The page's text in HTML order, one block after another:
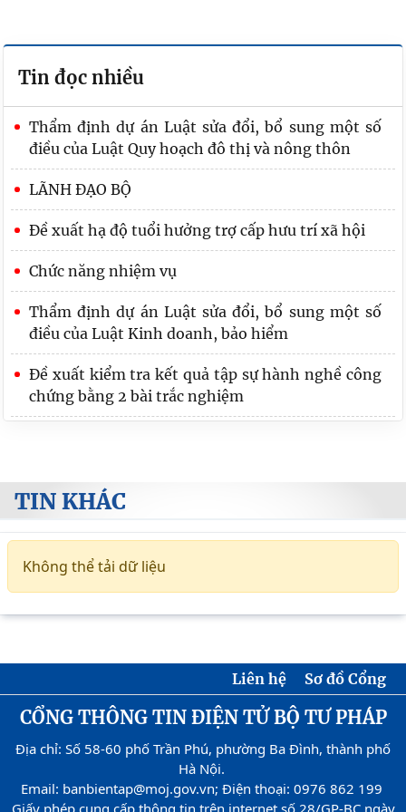
Tin đọc nhiều
Thẩm định dự án Luật sửa đổi, bổ sung một số
điều của Luật Quy hoạch đô thị và nông thôn
LÃNH ĐẠO BỘ
Đề xuất hạ độ tuổi hưởng trợ cấp hưu trí xã hội
Chức năng nhiệm vụ
Thẩm định dự án Luật sửa đổi, bổ sung một số
điều của Luật Kinh doanh, bảo hiểm
Đề xuất kiểm tra kết quả tập sự hành nghề công
chứng bằng 2 bài trắc nghiệm
TIN KHÁC
Không thể tải dữ liệu
Liên hệ Sơ đồ Cổng
CỔNG THÔNG TIN ĐIỆN TỬ BỘ TƯ PHÁP
Địa chỉ: Số 58-60 phố Trần Phú, phường Ba Đình, thành phố
Hà Nội.
Email: banbientap@moj.gov.vn; Điện thoại: 0976 862 199